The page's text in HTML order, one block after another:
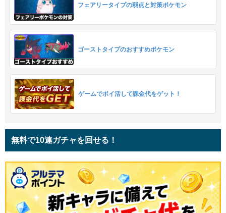
フェアリータイプの弱点と対策ポケモン
ゴーストタイプのおすすめポケモン
ゲームでポイ活して課金代をゲット！
無料で10連ガチャを回せる！